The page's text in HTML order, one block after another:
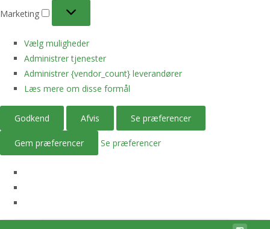
Marketing
Vælg muligheder
Administrer tjenester
Administrer {vendor_count} leverandører
Læs mere om disse formål
Godkend Afvis Se præferencer
Gem præferencer Se præferencer